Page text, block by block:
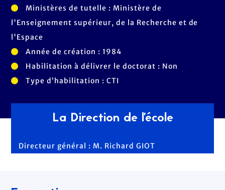
Ministères de tutelle : Ministère de
l'Enseignement supérieur, de la Recherche et de
l'Espace
Année de création : 1984
Habilitation à délivrer le doctorat : Non
Type d’habilitation : CTI
La Direction de l'école
Directeur général : M. Richard GIOT